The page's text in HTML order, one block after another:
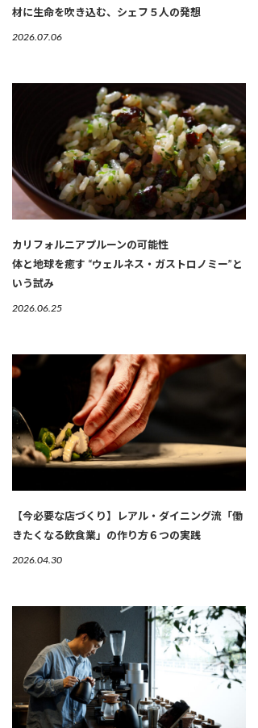
材に生命を吹き込む、シェフ５人の発想
2026.07.06
カリフォルニアプルーンの可能性
体と地球を癒す “ウェルネス・ガストロノミー”と
いう試み
2026.06.25
【今必要な店づくり】レアル・ダイニング流「働
きたくなる飲食業」の作り方６つの実践
2026.04.30